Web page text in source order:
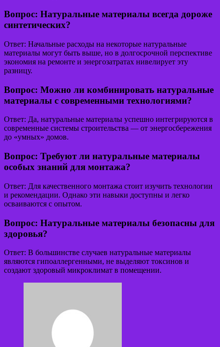
Вопрос: Натуральные материалы всегда дороже
синтетических?
Ответ: Начальные расходы на некоторые натуральные
материалы могут быть выше, но в долгосрочной перспективе
экономия на ремонте и энергозатратах нивелирует эту
разницу.
Вопрос: Можно ли комбинировать натуральные
материалы с современными технологиями?
Ответ: Да, натуральные материалы успешно интегрируются в
современные системы строительства — от энергосбережения
до «умных» домов.
Вопрос: Требуют ли натуральные материалы
особых знаний для монтажа?
Ответ: Для качественного монтажа стоит изучить технологии
и рекомендации. Однако эти навыки доступны и легко
осваиваются с опытом.
Вопрос: Натуральные материалы безопасны для
здоровья?
Ответ: В большинстве случаев натуральные материалы
являются гипоаллергенными, не выделяют токсинов и
создают здоровый микроклимат в помещении.